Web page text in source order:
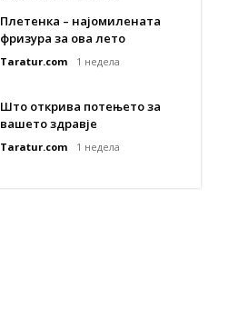
Плетенка – најомилената
фризура за ова лето
Taratur.com 1 недела
Што открива потењето за
вашето здравје
Taratur.com 1 недела